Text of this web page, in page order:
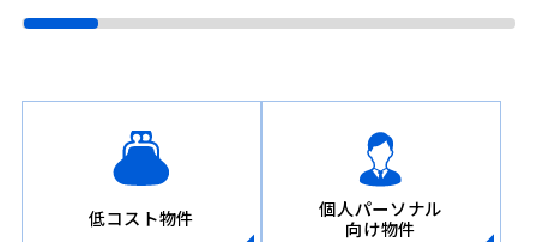
低コスト物件
個人パーソナル
向け物件